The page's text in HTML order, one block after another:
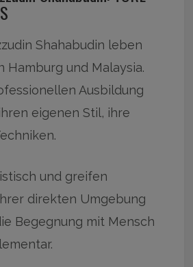
Shahabudin leben
Hamburg und Malaysia.
Ausbildung
eigenen Stil, ihre
und greifen
direkten Umgebung
Begegnung mit Mensch